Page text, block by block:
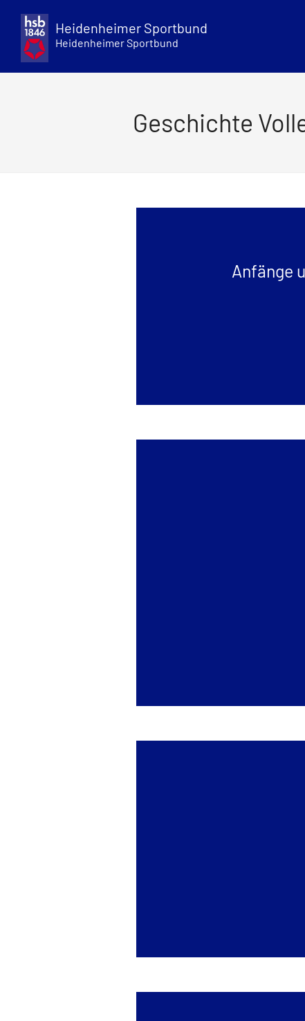
content
Heidenheimer Sportbund
Heidenheimer Sportbund
Geschichte
Anfänge